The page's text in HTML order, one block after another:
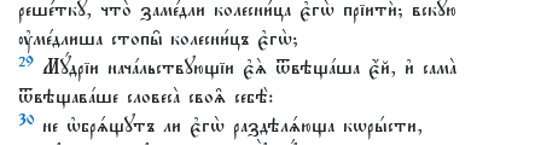
реше́ткꙋ, что̀ заме́дли колесни́ца є҆гѡ̀ прїитѝ; вскꙋ́ю
ᲂу҆ме́длиша стопы̑ колесни́цъ є҆гѡ̀;
29 Мꙋ́дрїи нача́льствꙋющїи є҆ѧ̀ ѿвѣща́ша є҆́й, и҆ сама̀
ѿвѣщава́ше словеса̀ своѧ̑ себѣ̀:
30 не ѡ҆брѧ́щꙋтъ ли є҆гѡ̀ раздѣлѧ́юща кѡры́сти,